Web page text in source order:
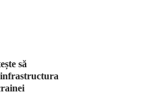
să
infrastructura